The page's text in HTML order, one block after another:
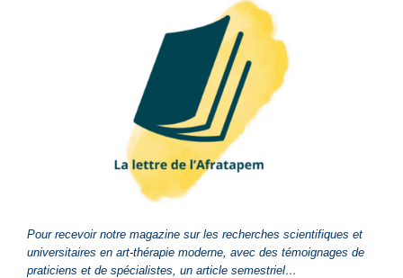
Pour recevoir notre magazine sur les recherches scientifiques et
universitaires en art-thérapie moderne, avec des témoignages de
praticiens et de spécialistes, un article semestriel…